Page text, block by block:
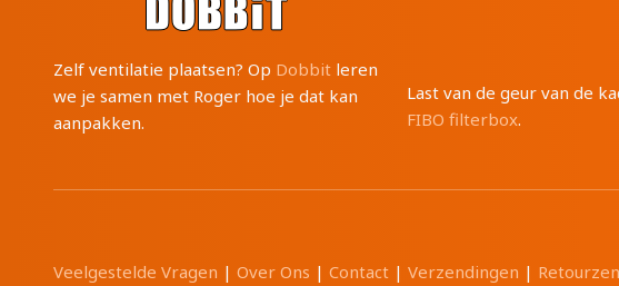
Zelf ventilatie plaatsen? Op Dobbit leren
we je samen met Roger hoe je dat kan
aanpakken.
Last van de geur van de
FIBO filterbox.
Veelgestelde Vragen | Over Ons | Contact | Verzendingen |